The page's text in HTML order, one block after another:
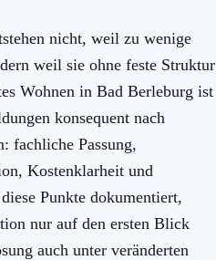
nicht, weil zu wenige
weil sie ohne feste Struktur
Wohnen in Bad Berleburg ist
konsequent nach
fachliche Passung,
Kostenklarheit und
Punkte dokumentiert,
nur auf den ersten Blick
auch unter veränderten